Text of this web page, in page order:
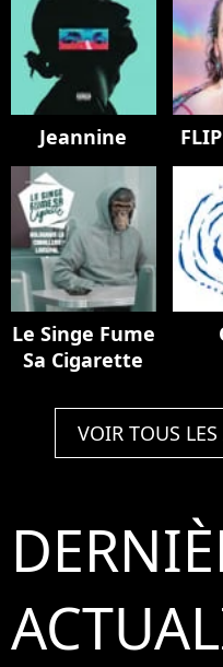
Jeannine
Le Singe Fume
Sa Cigarette
VOIR TOUS